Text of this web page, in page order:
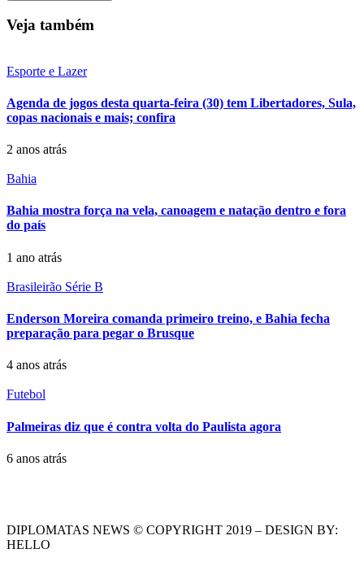
Veja também
Esporte e Lazer
Agenda de jogos desta quarta-feira (30) tem Libertadores, Sula,
copas nacionais e mais; confira
2 anos atrás
Bahia
Bahia mostra força na vela, canoagem e natação dentro e fora
do país
1 ano atrás
Brasileirão Série B
Enderson Moreira comanda primeiro treino, e Bahia fecha
preparação para pegar o Brusque
4 anos atrás
Futebol
Palmeiras diz que é contra volta do Paulista agora
6 anos atrás
DIPLOMATAS NEWS © COPYRIGHT 2019 – DESIGN BY:
HELLO